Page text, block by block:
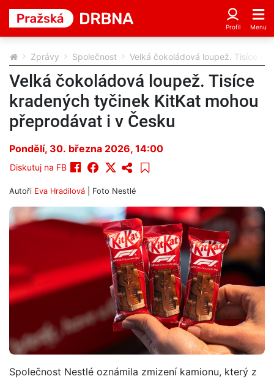
Zprávy Společnost Velká čokoládová loupež. Tisíce
Velká čokoládová loupež. Tisíce
kradených tyčinek KitKat mohou
přeprodávat i v Česku
Pondělí, 30. března 2026, 14:00
Diskutuj na FB
Autoři Eva Hradilová | Foto Nestlé
Společnost Nestlé oznámila zmizení kamionu, který z